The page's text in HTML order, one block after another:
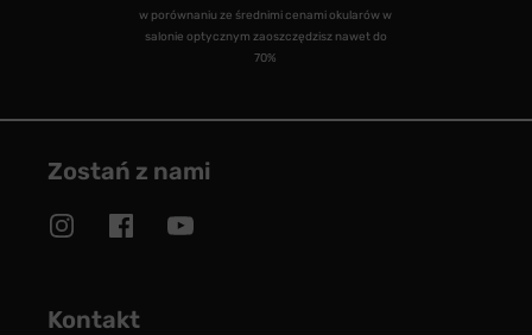
w porównaniu ze średnimi cenami okularów w
salonie optycznym zaoszczędzisz nawet do
70%
Zostań z nami
Kontakt